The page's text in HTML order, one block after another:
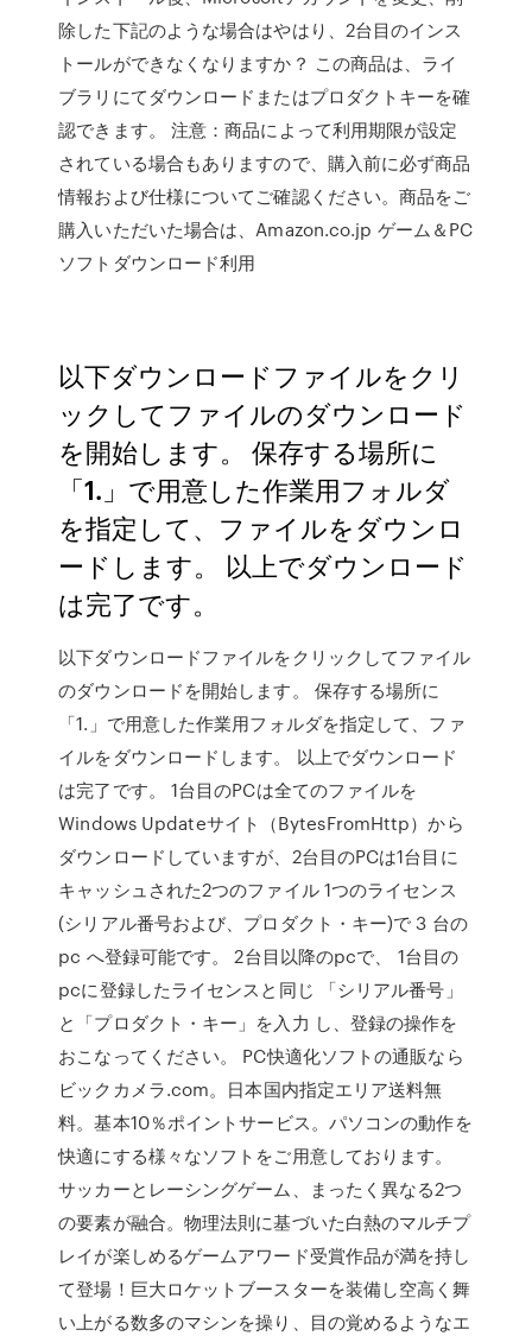
除した下記のような場合はやはり、2台目のインス
トールができなくなりますか？ この商品は、ライ
ブラリにてダウンロードまたはプロダクトキーを確
認できます。 注意：商品によって利用期限が設定
されている場合もありますので、購入前に必ず商品
情報および仕様についてご確認ください。商品をご
購入いただいた場合は、Amazon.co.jp ゲーム＆PC
ソフトダウンロード利用
以下ダウンロードファイルをクリ
ックしてファイルのダウンロード
を開始します。 保存する場所に
「1.」で用意した作業用フォルダ
を指定して、ファイルをダウンロ
ードします。 以上でダウンロード
は完了です。
以下ダウンロードファイルをクリックしてファイル
のダウンロードを開始します。 保存する場所に
「1.」で用意した作業用フォルダを指定して、ファ
イルをダウンロードします。 以上でダウンロード
は完了です。 1台目のPCは全てのファイルを
Windows Updateサイト（BytesFromHttp）から
ダウンロードしていますが、2台目のPCは1台目に
キャッシュされた2つのファイル 1つのライセンス
(シリアル番号および、プロダクト・キー)で 3 台の
pc へ登録可能です。 2台目以降のpcで、 1台目の
pcに登録したライセンスと同じ 「シリアル番号」
と「プロダクト・キー」を入力 し、登録の操作を
おこなってください。 PC快適化ソフトの通販なら
ビックカメラ.com。日本国内指定エリア送料無
料。基本10％ポイントサービス。パソコンの動作を
快適にする様々なソフトをご用意しております。
サッカーとレーシングゲーム、まったく異なる2つ
の要素が融合。物理法則に基づいた白熱のマルチプ
レイが楽しめるゲームアワード受賞作品が満を持し
て登場！巨大ロケットブースターを装備し空高く舞
い上がる数多のマシンを操り、目の覚めるようなエ